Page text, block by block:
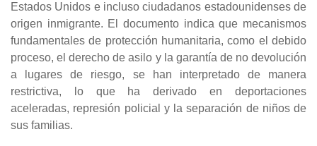
Estados Unidos e incluso ciudadanos estadounidenses de
origen inmigrante. El documento indica que mecanismos
fundamentales de protección humanitaria, como el debido
proceso, el derecho de asilo y la garantía de no devolución
a lugares de riesgo, se han interpretado de manera
restrictiva, lo que ha derivado en deportaciones
aceleradas, represión policial y la separación de niños de
sus familias.